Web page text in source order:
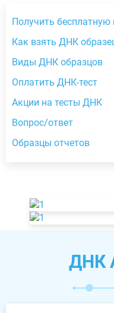
Получить бесплатную
Как взять ДНК
Виды ДНК образцов
Оплатить ДНК-тест
Акции на тесты ДНК
Вопрос/ответ
Образцы отчетов
ДНК